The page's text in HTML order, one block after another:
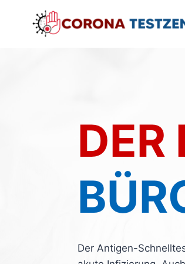
DER
Der Antigen-